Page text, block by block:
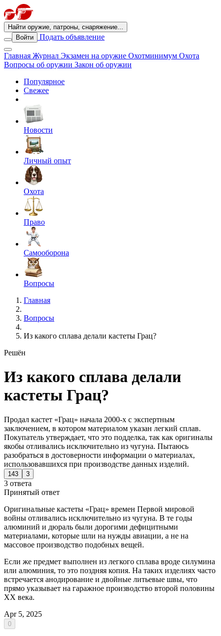
Найти оружие, патроны, снаряжение...
Войти
Подать объявление
Главная Журнал Экзамен на оружие Охотминимум Охота
Вопросы об оружии Закон об оружии
Популярное
Свежее
Новости
Личный опыт
Охота
Право
Самооборона
Вопросы
Главная
Вопросы
Из какого сплава делали кастеты Грац?
Решён
Из какого сплава делали
кастеты Грац?
Продал кастет «Грац» начала 2000-х с экспертным
заключением, в котором материалом указан легкий сплав.
Покупатель утверждает, что это подделка, так как оригиналы
якобы отливались исключительно из чугуна. Пытаюсь
разобраться в достоверности информации о материалах,
использовавшихся при производстве данных изделий.
143 3
3 ответа
Принятый ответ
Оригинальные кастеты «Грац» времен Первой мировой
войны отливались исключительно из чугуна. В те годы
алюминий и дюраль были дорогими дефицитными
материалами, которые шли на нужды авиации, а не на
массовое производство подобных вещей.
Если же предмет выполнен из легкого сплава вроде силумина
или алюминия, то это поздняя копия. На таких изделиях часто
встречается анодирование и двойные литьевые швы, что
прямо указывает на гаражное производство второй половины
XX века.
Apr 5, 2025
0